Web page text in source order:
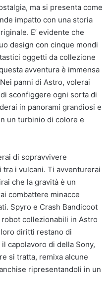
ma si presenta come
impatto con una storia
E’ evidente che
design con cinque mondi
oggetti da collezione
avventura è immensa
panni di Astro, volerai
sconfiggere ogni sorta di
in panorami grandiosi e
un turbinio di colore e
di sopravvivere
i vulcani. Ti avventurerai
che la gravità è un
combattere minacce
Spyro e Crash Bandicoot
collezionabili in Astro
diritti restano di
capolavoro di della Sony,
si tratta, remixa alcune
ripresentandoli in un